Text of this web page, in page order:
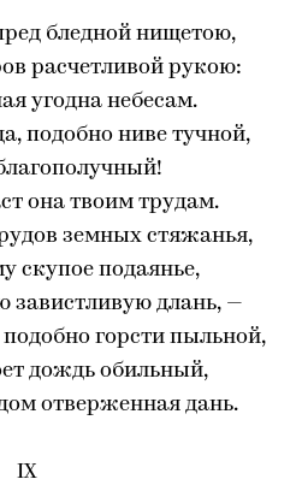
бледной нищетою,
расчетливой рукою:
угодна небесам.
подобно ниве тучной,
она твоим трудам.
земных стяжанья,
скупое подаянье,
длань, —
горсти пыльной,
дождь обильный,
отверженная дань.
IX